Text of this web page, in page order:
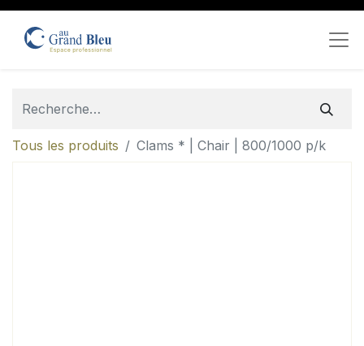
Tous les produits Clams * | Chair | 800/1000 p/k